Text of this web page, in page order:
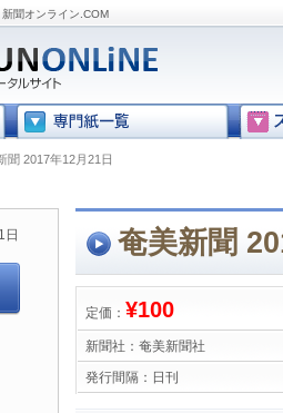
聞オンライン.COM
聞 2017年12月21日
奄美新聞
定価： ¥100
新聞社： 奄美新聞社
発行間隔： 日刊